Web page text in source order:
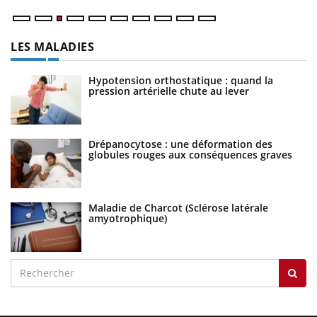
LES MALADIES
Hypotension orthostatique : quand la
pression artérielle chute au lever
Drépanocytose : une déformation des
globules rouges aux conséquences graves
Maladie de Charcot (Sclérose latérale
amyotrophique)